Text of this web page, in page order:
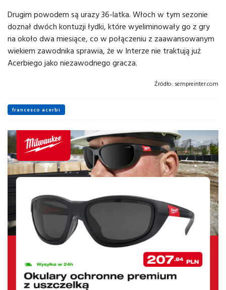
Drugim powodem są urazy 36-latka. Włoch w tym sezonie
doznał dwóch kontuzji łydki, które wyeliminowały go z gry
na około dwa miesiące, co w połączeniu z zaawansowanym
wiekiem zawodnika sprawia, że w Interze nie traktują już
Acerbiego jako niezawodnego gracza.
Źródło: sempreinter.com
francesco acerbi